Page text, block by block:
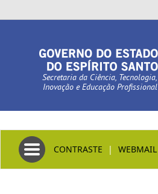
Secretaria da Ciência, Tecnologia,
Inovação e Educação Profissional
Toggle navigation
CONTRASTE | WEBMAIL